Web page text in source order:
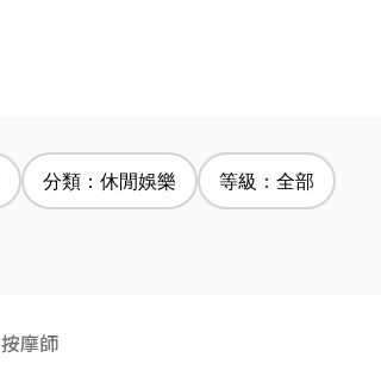
分類：休閒娛樂 等級：全部
按摩師